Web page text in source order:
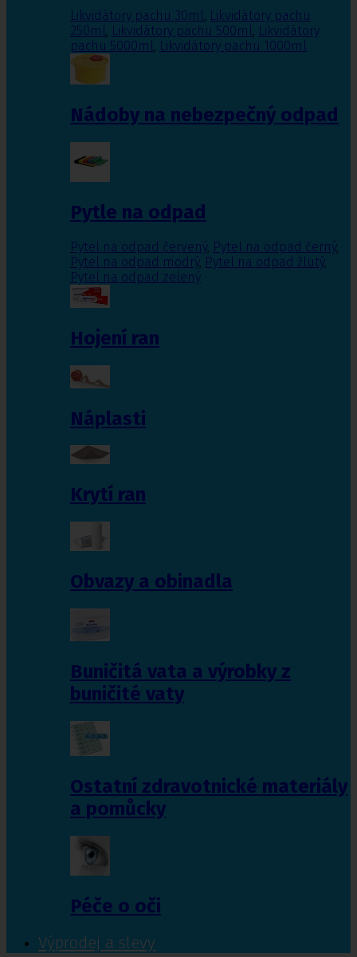
Likvidátory pachu 30ml, Likvidátory pachu
250ml, Likvidátory pachu 500ml, Likvidátory
pachu 5000ml, Likvidátory pachu 1000ml
Nádoby na nebezpečný odpad
Pytle na odpad
Pytel na odpad červený, Pytel na odpad černý,
Pytel na odpad modrý, Pytel na odpad žlutý,
Pytel na odpad zelený
Hojení ran
Náplasti
Krytí ran
Obvazy a obinadla
Buničitá vata a výrobky z
buničité vaty
Ostatní zdravotnické materiály
a pomůcky
Péče o oči
Výprodej a slevy